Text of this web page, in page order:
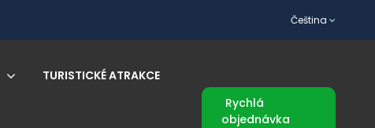
Čeština
TURISTICKÉ ATRAKCE
Rychlá
objednávka